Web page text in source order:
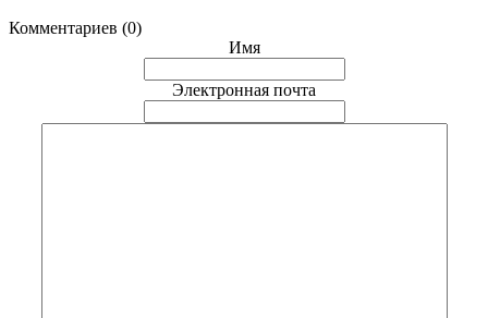
Комментариев (0)
Имя
Электронная почта